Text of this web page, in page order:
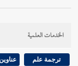
الخدمات العلمية
ترجمة علم